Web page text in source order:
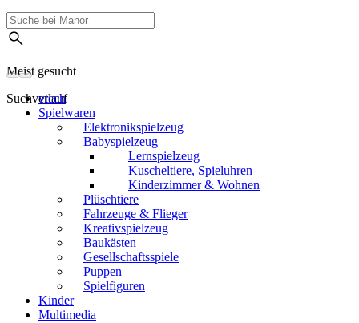
Meist gesucht
Suchverlauf
vtech
Spielwaren
Elektronikspielzeug
Babyspielzeug
Lernspielzeug
Kuscheltiere, Spieluhren
Kinderzimmer & Wohnen
Plüschtiere
Fahrzeuge & Flieger
Kreativspielzeug
Baukästen
Gesellschaftsspiele
Puppen
Spielfiguren
Kinder
Multimedia